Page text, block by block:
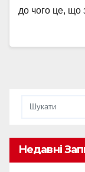
до чого це, що
Недавні